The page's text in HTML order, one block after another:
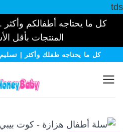
tds
كل ما يحتاجه أطفالكم وأكثر
المنتجات بأقل
تخطيكل ما يحتاجه طفلك وأكثر |